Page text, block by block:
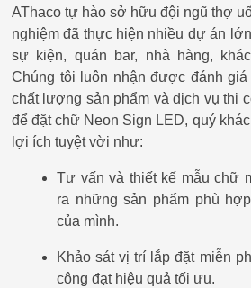
AThaco tự hào sở hữu đội ngũ thợ
nghiệm đã thực hiện nhiều dự án
sự kiện, quán bar, nhà hàng,
Chúng tôi luôn nhận được đánh
chất lượng sản phẩm và dịch vụ thi
để đặt chữ Neon Sign LED, quý
lợi ích tuyệt vời như:
Tư vấn và thiết kế mẫu chữ
ra những sản phẩm phù
của mình.
Khảo sát vị trí lắp đặt miễn
công đạt hiệu quả tối ưu.